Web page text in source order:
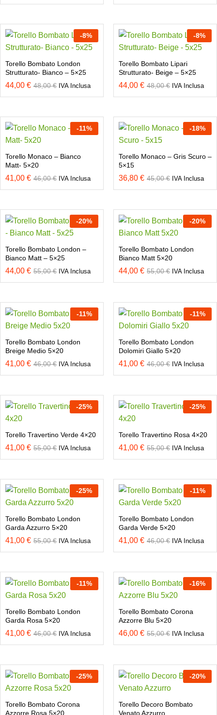
-8%
Torello Bombato London
Strutturato- Bianco – 5×25
44,00 € 48,00€ IVA Inclusa
-8%
Torello Bombato Lipari
Strutturato- Beige – 5×25
44,00 € 48,00€ IVA Inclusa
-11%
Torello Monaco – Bianco
Matt- 5×20
41,00 € 46,00€ IVA Inclusa
-18%
Torello Monaco – Gris Scuro –
5×15
36,80 € 45,00€ IVA Inclusa
-20%
Torello Bombato London –
Bianco Matt – 5×25
44,00 € 55,00€ IVA Inclusa
-20%
Torello Bombato London
Bianco Matt 5×20
44,00 € 55,00€ IVA Inclusa
-11%
Torello Bombato London
Breige Medio 5×20
41,00 € 46,00€ IVA Inclusa
-11%
Torello Bombato London
Dolomiri Giallo 5×20
41,00 € 46,00€ IVA Inclusa
-25%
Torello Travertino Verde 4×20
41,00 € 55,00€ IVA Inclusa
-25%
Torello Travertino Rosa 4×20
41,00 € 55,00€ IVA Inclusa
-25%
Torello Bombato London
Garda Azzurro 5×20
41,00 € 55,00€ IVA Inclusa
-11%
Torello Bombato London
Garda Verde 5×20
41,00 € 46,00€ IVA Inclusa
-11%
Torello Bombato London
Garda Rosa 5×20
41,00 € 46,00€ IVA Inclusa
-16%
Torello Bombato Corona
Azzorre Blu 5×20
46,00 € 55,00€ IVA Inclusa
-25%
Torello Bombato Corona
Azzorre Rosa 5×20
-20%
Torello Decoro Bombato
Venato Azzurro